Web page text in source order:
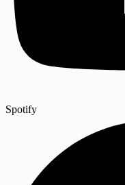
Spotify